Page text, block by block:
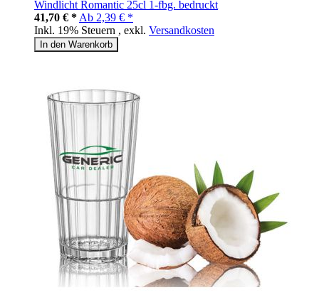
Windlicht Romantic 25cl 1-fbg. bedruckt
41,70 € * Ab 2,39 € *
Inkl. 19% Steuern , exkl. Versandkosten
In den Warenkorb